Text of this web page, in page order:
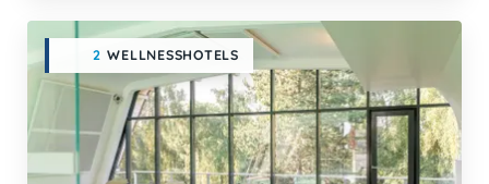
2 WELLNESSHOTELS